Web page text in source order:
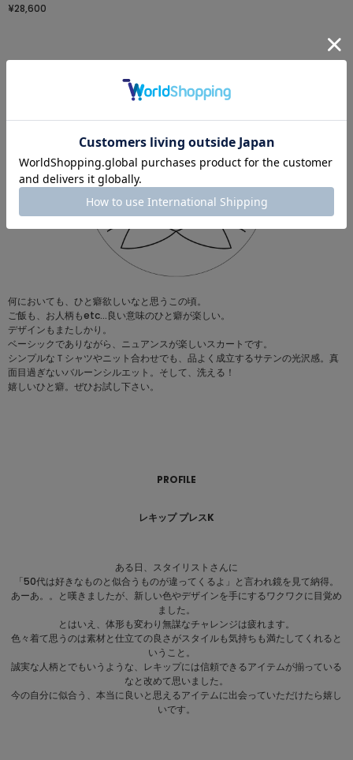
¥28,600
何においても、ひと癖欲しいなと思うこの頃。
ご飯も、お人柄もetc…良い意味のひと癖が楽しい。
デザインもまたしかり。
ベーシックでありながら、ニュアンスが楽しいスカートです。
シンプルなＴシャツやニット合わせでも、品よく成立するサテンの光沢感。真
面目過ぎないバルーンシルエット。そして、洗える！
嬉しいひと癖。ぜひお試し下さい。
PROFILE
レキップ プレスK
ある日、スタイリストさんに
「50代は好きなものと似合うものが違ってくるよ」と言われ鏡を見て納得。
あーあ。。と嘆きましたが、新しい色やデザインを手にするワクワクに目覚め
ました。
とはいえ、体形も変わり無謀なチャレンジは疲れます。
色々着て思うのは素材と仕立ての良さがスタイルも気持ちも満たしてくれると
いうこと。
誠実な人柄とでもいうような、レキップには信頼できるアイテムが揃っている
なと改めて思いました。
今の自分に似合う、本当に良いと思えるアイテムに出会っていただけたら嬉し
いです。